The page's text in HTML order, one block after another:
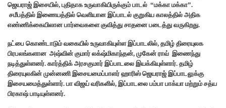
ஜெயராஜ் இசையில், புதிதாக உருவாகியிருக்கும் பாடல் “மக்கா மக்கா”.
சமீபத்தில் இணையத்தில் வெளியான இப்பாடல் குறுகிய காலத்தில் அதிக
எண்ணிக்கையிலான பார்வைகளை குவித்து சாதனை படைத்து வருகிறது.
நட்பை கொண்டாடும் வகையில் உருவாகியுள்ள இப்பாடலில், தமிழ் திரையுலக
பிரபலங்களான அஷ்வின் குமார் லக்‌ஷ்மிகாந்தன், முகேன் ராவ் இணைந்து
நடித்துள்ளனர். கார்த்திக் அரசகுமார் இப்பாடலை இயக்கியுள்ளார். தமிழ்
திரையுலகின் முன்னணி இசையமைப்பாளர் ஹாரிஸ் ஜெயராஜ் இப்பாடலுக்கு
இசையமைத்துள்ளார். பா விஜய் வரிகளில், இப்பாடலை பம்பா பாக்யா மற்றும் சத்ய
பிரகாஷ் பாடியுள்ளனர்.